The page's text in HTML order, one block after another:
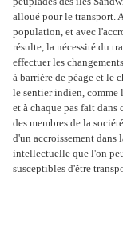
alloué pour le transport.
population, et avec
résulte, la nécessité du
effectuer les
à barrière de péage et le
le sentier indien, comme
et à chaque pas fait
des membres de la
d'un accroissement dans
intellectuelle que l'on
susceptibles d'être